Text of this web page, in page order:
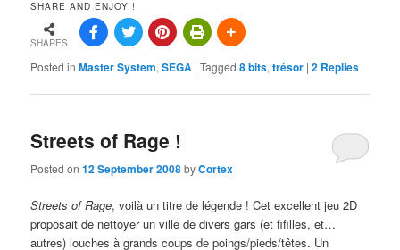
SHARE AND ENJOY !
SHARES
Posted in Master System,SEGA |Tagged 8 bits,trésor |2 Replies
Streets of Rage !
Posted on12 September 2008byCortex
Streets of Rage, voilà un titre de légende ! Cet excellent jeu 2D
proposait de nettoyer un ville de divers gars (et fifilles, et…
autres) louches à grands coups de poings/pieds/têtes. Un